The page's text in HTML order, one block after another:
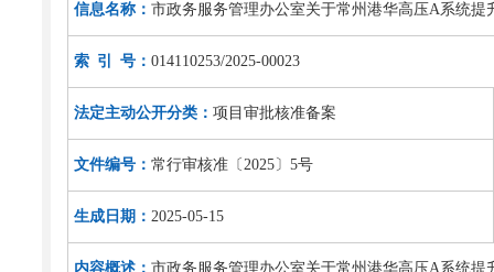
信息名称： 市政务服务管理办公室关于常州港华高压A系统提
索 引 号： 014110253/2025-00023
法定主动公开分类： 项目审批核准备案
文件编号： 常行审核准〔2025〕5号
生成日期： 2025-05-15
内容概述： 市政务服务管理办公室关于常州港华高压A系统提